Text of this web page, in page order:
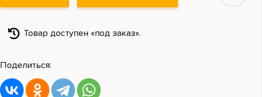
Товар доступен «под заказ».
Поделиться: